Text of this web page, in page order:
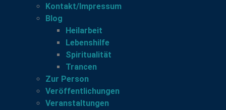
Kontakt/Impressum
Blog
Heilarbeit
Lebenshilfe
Spiritualität
Trancen
Zur Person
Veröffentlichungen
Veranstaltungen